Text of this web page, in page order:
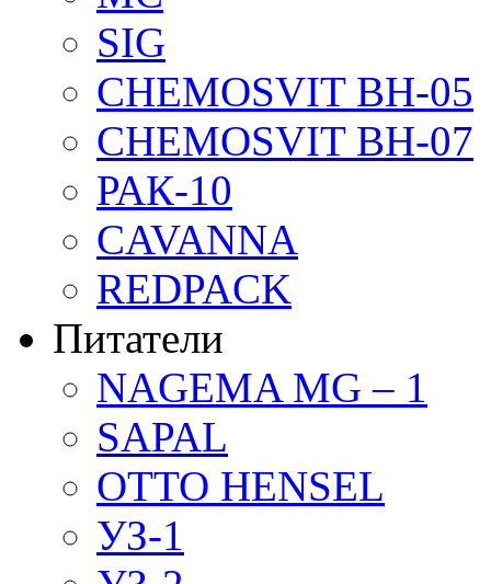
SIG
CHEMOSVIT BH-05
CHEMOSVIT BH-07
РАК-10
CAVANNA
REDPACK
Питатели
NAGEMA MG – 1
SAPAL
OTTO HENSEL
УЗ-1